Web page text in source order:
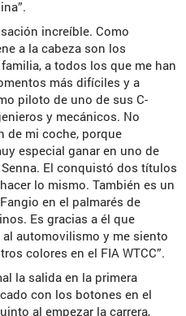
increíble. Como
a la cabeza son los
a todos los que me han
más difíciles y a
piloto de uno de sus C-
y mecánicos. No
de mi coche, porque
especial ganar en uno de
El conquistó dos títulos
lo mismo. También es un
en el palmarés de
Es gracias a él que
automovilismo y me siento
colores en el FIA WTCC”.
la salida en la primera
con los botones en el
al empezar la carrera,